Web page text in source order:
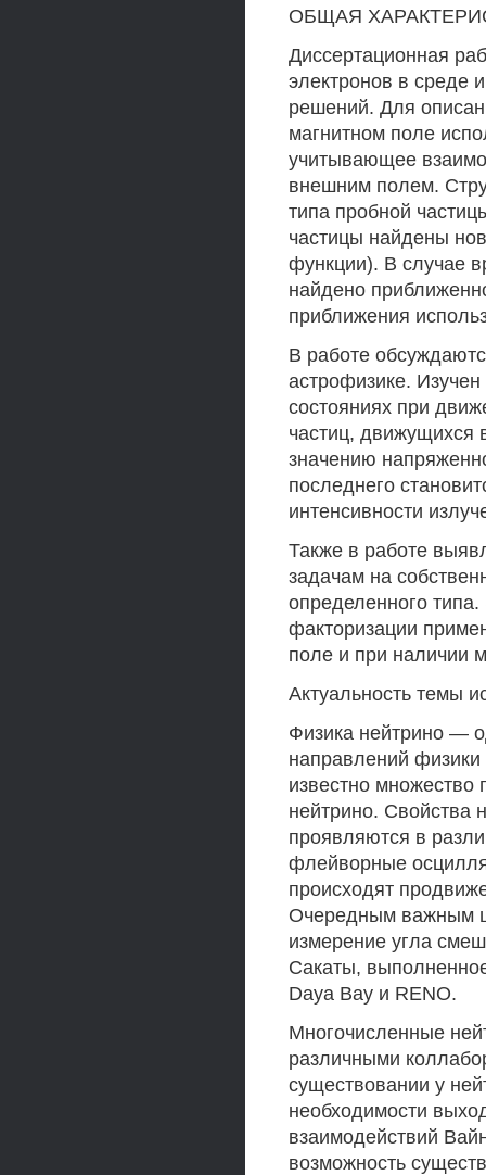
ОБЩАЯ
Диссертационная
электронов в среде
решений. Для
магнитном поле
учитывающее
внешним полем.
типа пробной
частицы найдены
функции). В случае
найдено
приближения
В работе
астрофизике.
состояниях при
частиц, движущихся
значению
последнего
интенсивности
Также в работе
задачам на
определенного
факторизации
поле и при наличии
Актуальность темы
Физика нейтрино —
направлений
известно множество
нейтрино. Свойства
проявляются в
флейворные
происходят
Очередным важным
измерение угла
Сакаты,
Daya Bay и RENO.
Многочисленные
различными
существовании у
необходимости
взаимодействий
возможность